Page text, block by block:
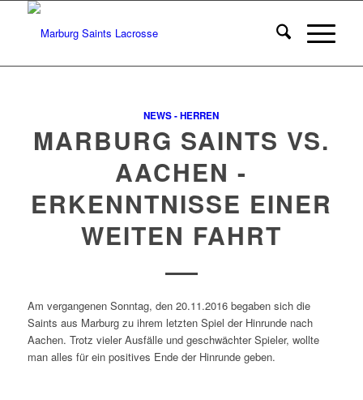
NEWS - HERREN
MARBURG SAINTS VS.
AACHEN -
ERKENNTNISSE EINER
WEITEN FAHRT
Am vergangenen Sonntag, den 20.11.2016 begaben sich die
Saints aus Marburg zu ihrem letzten Spiel der Hinrunde nach
Aachen. Trotz vieler Ausfälle und geschwächter Spieler, wollte
man alles für ein positives Ende der Hinrunde geben.